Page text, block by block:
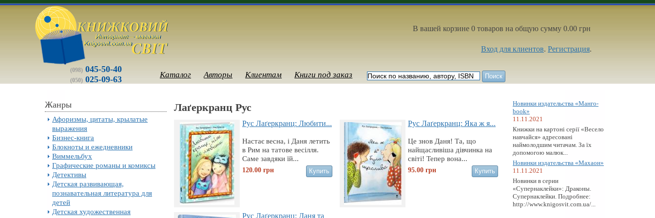
Вход для клиентов. Регистрация.
(098) 045-50-40
(050) 025-09-63
В вашей корзине 0 товаров на общую сумму 0.00 грн
Каталог Авторы Клиентам Книги под заказ
Жанры
Афоризмы, цитаты, крылатые
выражения
Бизнес-книга
Блокноты и ежедневники
Виммельбух
Графические романы и комиксы
Детективы
Детская развивающая,
познавательная литература для
детей
Детская художественная
Новинки издательства «Манго-
book»
11.11.2021
Книжки на картоні серії «Весело
навчайся» адресовані
наймолодшим читачам. За їх
допомогою малюк...
Новинки издательства «Махаон»
11.11.2021
Новинки в серии
«Супернаклейки»: Драконы.
Супернаклейки. Подробнее:
http://www.knigosvit.com.ua/...
Лаґеркранц Рус
Рус Лаґеркранц: Любити...
Настає весна, і Даня летить
в Рим на татове весілля.
Саме завдяки їй...
120.00 грн
Рус Лаґеркранц: Яка ж я...
Це знов Даня! Та, що
найщасливіша дівчинка на
світі! Тепер вона...
95.00 грн
Рус Лаґеркранц: Даня та